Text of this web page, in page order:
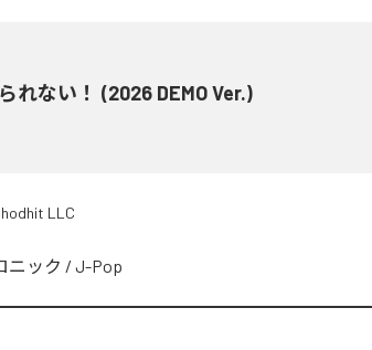
れない！ (2026 DEMO Ver.)
LLC
ニック / J-Pop